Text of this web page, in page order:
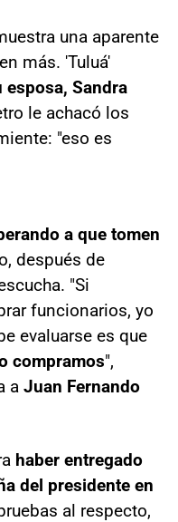
una aparente
más. 'Tuluá'
esposa, Sandra
le achacó los
"eso es
a que tomen
después de
"Si
funcionarios, yo
evaluarse es que
compramos",
a Juan Fernando
haber entregado
del presidente en
al respecto,